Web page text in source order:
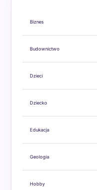
Biznes
Budownictwo
Dzieci
Dziecko
Edukacja
Geologia
Hobby